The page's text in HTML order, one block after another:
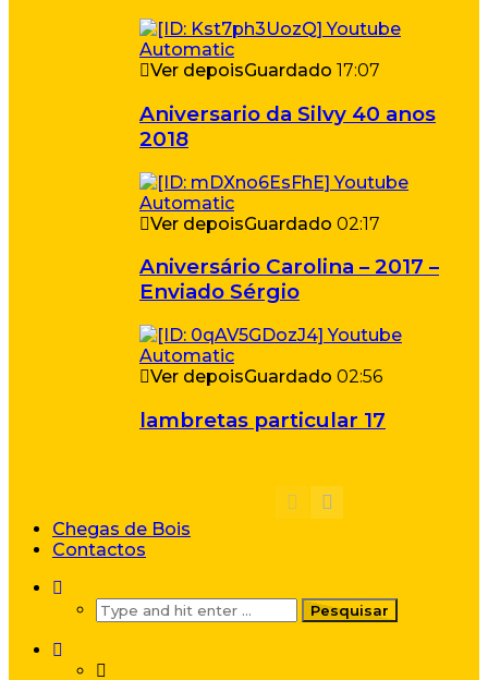
Ver depoisGuardado 17:07
Aniversario da Silvy 40 anos
2018
Ver depoisGuardado 02:17
Aniversário Carolina – 2017 –
Enviado Sérgio
Ver depoisGuardado 02:56
lambretas particular 17
Chegas de Bois
Contactos